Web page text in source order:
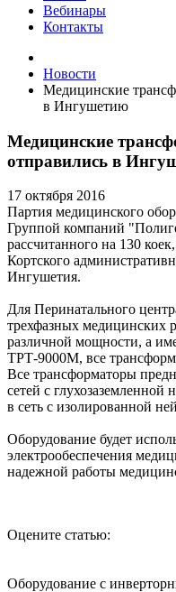
Вебинары
Контакты
Новости
Медицинские
в Ингушетию
Медицинские
отправились в
17 октября 2016
Партия медицинского
Группой компаний
рассчитанного на 130
Кортского
Ингушетия.
Для Перинатального
трехфазных медицинских
различной мощности, а
ТРТ-9000М, все
Все трансформаторы
сетей с
в сеть с изолированной
Оборудование будет
электрообеспечения
надежной работы
Оцените статью:
Оборудование с